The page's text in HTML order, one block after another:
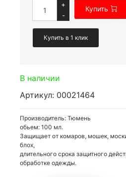
+
-
Купить
Купить в 1 клик
В наличии
Артикул: 00021464
Производитель: Тюмень
обьем: 100 мл.
Защищает от комаров, мошек,
блох,
длительного срока защитного
обработке одежды.